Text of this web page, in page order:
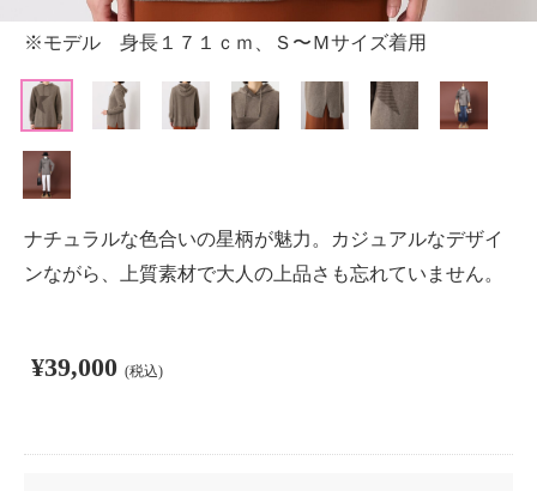
※モデル 身長１７１ｃｍ、Ｓ〜Ｍサイズ着用
ナチュラルな色合いの星柄が魅力。カジュアルなデザイ
ンながら、上質素材で大人の上品さも忘れていません。
¥39,000 (税込)